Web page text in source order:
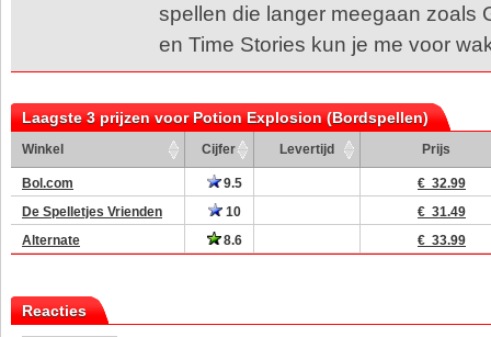
spellen die langer meegaan zoals
en Time Stories kun je me voor
Laagste 3 prijzen voor Potion Explosion (Bordspellen)
Winkel Cijfer Levertijd Prijs
Bol.com 9.5
€ 32.99
De Spelletjes Vrienden
10
€ 31.49
Alternate
8.6 € 33.99
Reacties